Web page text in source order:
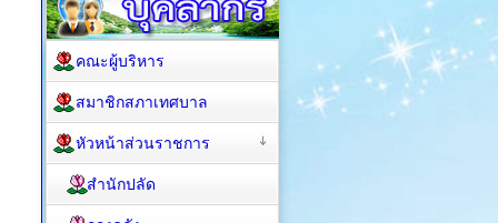
คณะผู้บริหาร
สมาชิกสภาเทศบาล
หัวหน้าส่วนราชการ
สำนักปลัด